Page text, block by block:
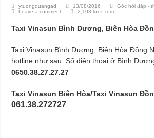
ytuongquangad 13/08/2016
Góc hỏi đáp -
Leave a comment
2,103 lượt xem
Taxi Vinasun Bình Dương, Biên Hòa
Taxi Vinasun Bình Dương, Biên Hòa Đồng
hotline như sau: Số điện thoại ở Bình
0650.38.27.27.27
Taxi Vinasun Biên Hòa/Taxi Vinasun
061.38.272727